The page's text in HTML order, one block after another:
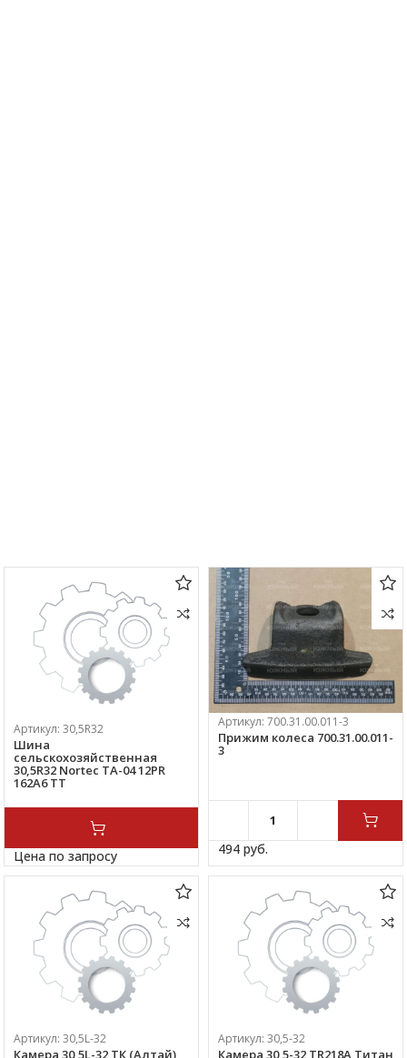
Артикул: 30,5R32
Шина
сельскохозяйственная
30,5R32 Nortec TA-04 12PR
162А6 ТТ
Цена по запросу
Артикул: 700.31.00.011-3
Прижим колеса 700.31.00.011-
3
494 руб.
Артикул: 30,5L-32
Камера 30,5L-32 ТК (Алтай)
Артикул: 30,5-32
Камера 30,5-32 TR218A Титан